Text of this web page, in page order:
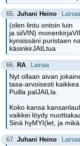
65. Juhani Heino Lainaa
(olen lintu ontoin luin
ja siiVIN)
kynsissäni puristaen
käsinkirJAILtua
66. RA Lainaa
Nyt ollaan aivan
tasa-arvoisesti
Puilla palJAILla.
Koko kansa
vaikkei löydy
Sinä hyMYI(let, ja
67. Juhani Heino Lainaa